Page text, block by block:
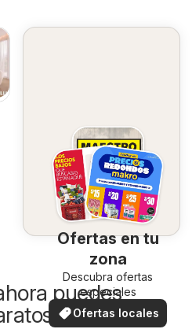
Ofertas en tu
zona
Descubra ofertas
especiales
Ofertas locales
puedes